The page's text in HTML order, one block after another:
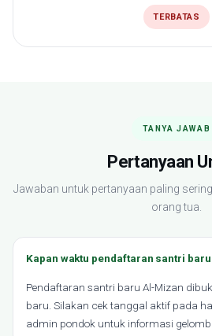
TERBATAS
TANYA JAWAB
Pertanyaan
Jawaban untuk pertanyaan paling
orang tua.
Kapan waktu pendaftaran santri
Pendaftaran santri baru Al-Mizan
baru. Silakan cek tanggal aktif pada
admin pondok untuk informasi